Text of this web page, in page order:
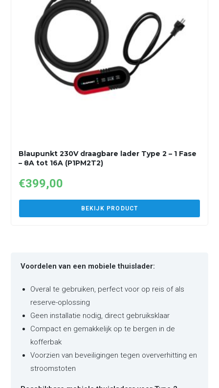
Blaupunkt 230V draagbare lader Type 2 – 1 Fase
– 8A tot 16A (P1PM2T2)
€399,00
BEKIJK PRODUCT
Voordelen van een mobiele thuislader:
Overal te gebruiken, perfect voor op reis of als
reserve-oplossing
Geen installatie nodig, direct gebruiksklaar
Compact en gemakkelijk op te bergen in de
kofferbak
Voorzien van beveiligingen tegen oververhitting en
stroomstoten